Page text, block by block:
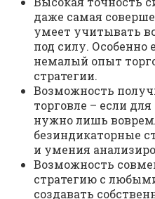
даже самая
умеет учитывать
под силу. Особенно
немалый опыт
стратегии.
Возможность
торговле – если
нужно лишь
безиндикаторные
и умения
Возможность
стратегию с
создавать